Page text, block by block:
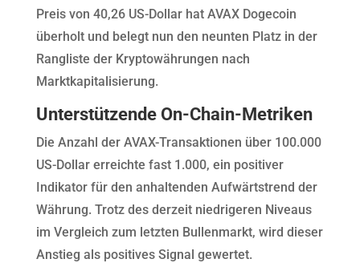
Preis von 40,26 US-Dollar hat AVAX Dogecoin
überholt und belegt nun den neunten Platz in der
Rangliste der Kryptowährungen nach
Marktkapitalisierung.
Unterstützende On-Chain-Metriken
Die Anzahl der AVAX-Transaktionen über 100.000
US-Dollar erreichte fast 1.000, ein positiver
Indikator für den anhaltenden Aufwärtstrend der
Währung. Trotz des derzeit niedrigeren Niveaus
im Vergleich zum letzten Bullenmarkt, wird dieser
Anstieg als positives Signal gewertet.